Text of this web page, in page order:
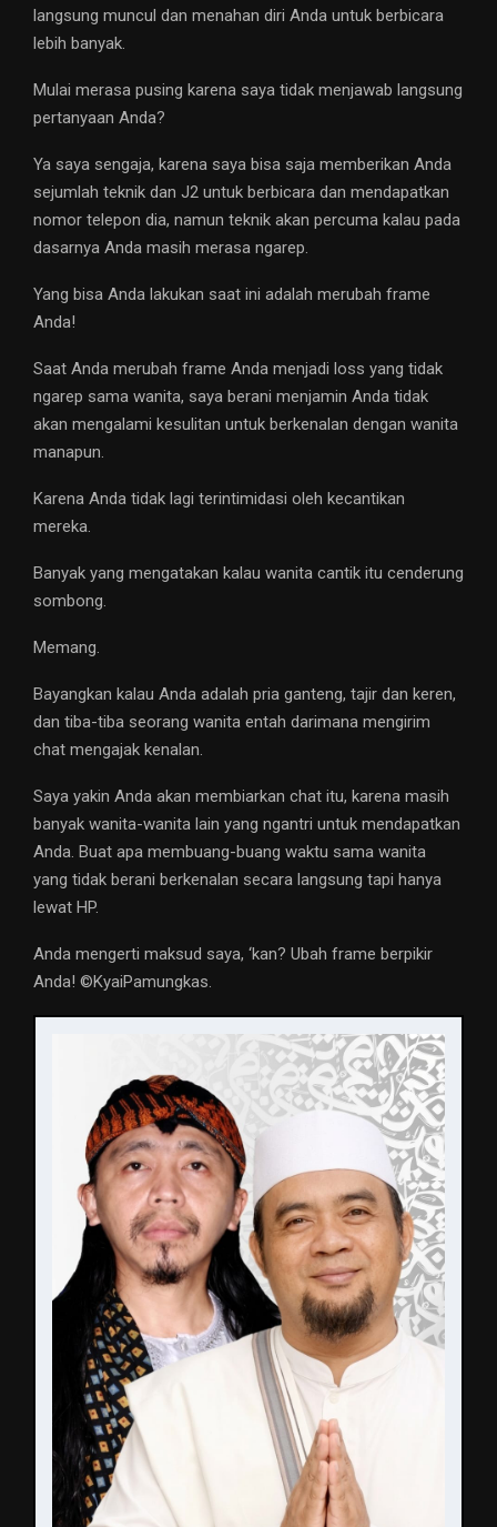
langsung muncul dan menahan diri Anda untuk berbicara
lebih banyak.
Mulai merasa pusing karena saya tidak menjawab langsung
pertanyaan Anda?
Ya saya sengaja, karena saya bisa saja memberikan Anda
sejumlah teknik dan J2 untuk berbicara dan mendapatkan
nomor telepon dia, namun teknik akan percuma kalau pada
dasarnya Anda masih merasa ngarep.
Yang bisa Anda lakukan saat ini adalah merubah frame
Anda!
Saat Anda merubah frame Anda menjadi loss yang tidak
ngarep sama wanita, saya berani menjamin Anda tidak
akan mengalami kesulitan untuk berkenalan dengan wanita
manapun.
Karena Anda tidak lagi terintimidasi oleh kecantikan
mereka.
Banyak yang mengatakan kalau wanita cantik itu cenderung
sombong.
Memang.
Bayangkan kalau Anda adalah pria ganteng, tajir dan keren,
dan tiba-tiba seorang wanita entah darimana mengirim
chat mengajak kenalan.
Saya yakin Anda akan membiarkan chat itu, karena masih
banyak wanita-wanita lain yang ngantri untuk mendapatkan
Anda. Buat apa membuang-buang waktu sama wanita
yang tidak berani berkenalan secara langsung tapi hanya
lewat HP.
Anda mengerti maksud saya, ‘kan? Ubah frame berpikir
Anda! ©️KyaiPamungkas.